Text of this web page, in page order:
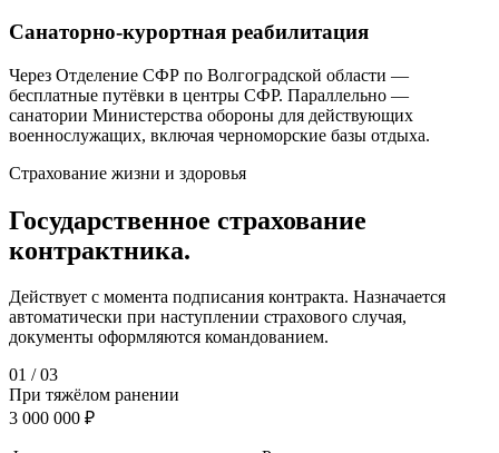
Санаторно-курортная реабилитация
Через Отделение СФР по Волгоградской области —
бесплатные путёвки в центры СФР. Параллельно —
санатории Министерства обороны для действующих
военнослужащих, включая черноморские базы отдыха.
Страхование жизни и здоровья
Государственное страхование
контрактника.
Действует с момента подписания контракта. Назначается
автоматически при наступлении страхового случая,
документы оформляются командованием.
01 /03
При тяжёлом ранении
3 000 000 ₽